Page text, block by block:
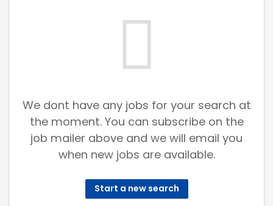
We dont have any jobs for your search at
the moment. You can subscribe on the
job mailer above and we will email you
when new jobs are available.
Start a new search